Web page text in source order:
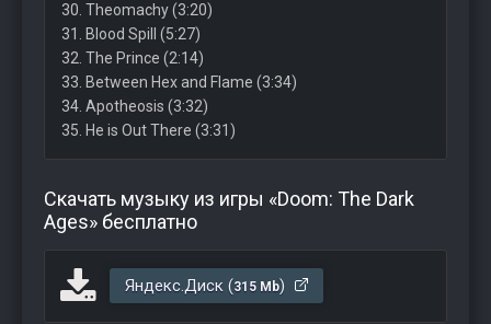
30. Theomachy (3:20)
31. Blood Spill (5:27)
32. The Prince (2:14)
33. Between Hex and Flame (3:34)
34. Apotheosis (3:32)
35. He is Out There (3:31)
Скачать музыку из игры «Doom: The Dark
Ages» бесплатно
Яндекс.Диск (315 Mb)